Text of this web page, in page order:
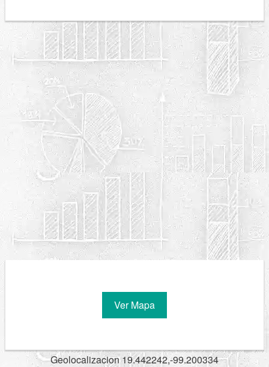
Ver Mapa
Geolocalizacion 19.442242,-99.200334